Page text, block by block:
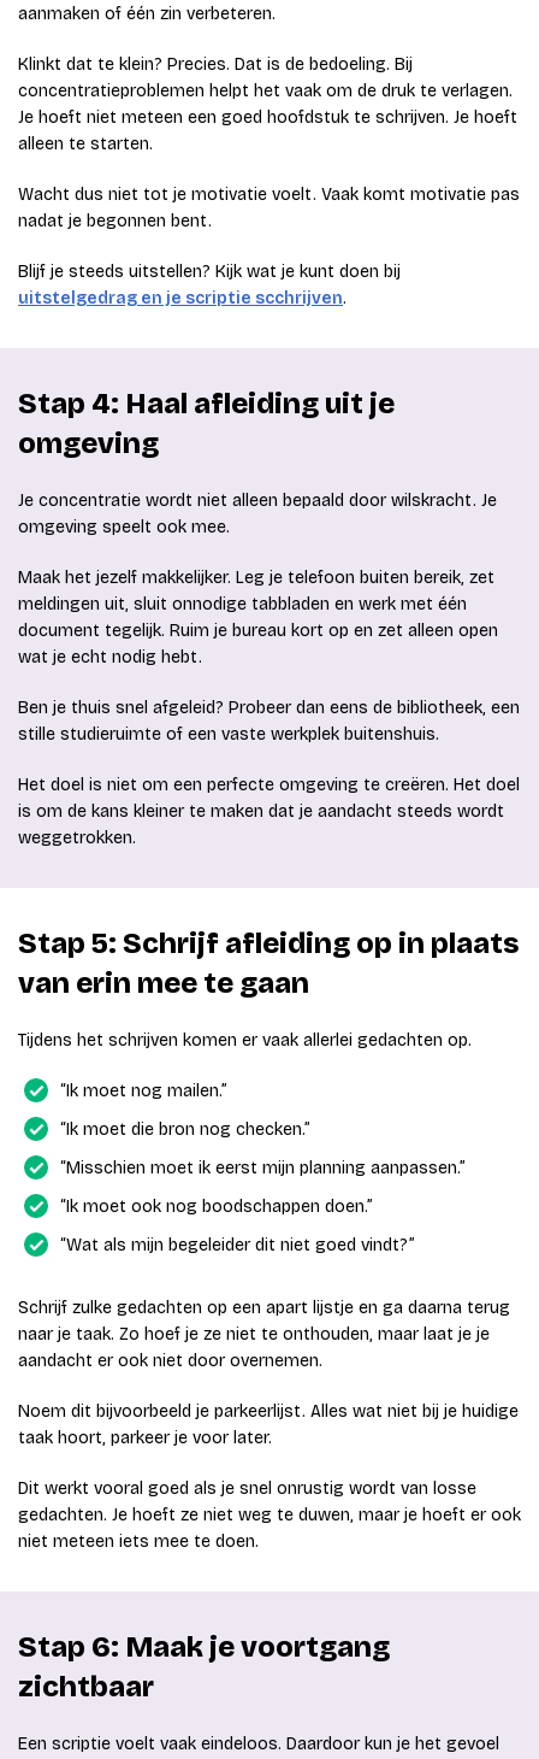
aanmaken of één zin verbeteren.
Klinkt dat te klein? Precies. Dat is de bedoeling. Bij
concentratieproblemen helpt het vaak om de druk te verlagen.
Je hoeft niet meteen een goed hoofdstuk te schrijven. Je hoeft
alleen te starten.
Wacht dus niet tot je motivatie voelt. Vaak komt motivatie pas
nadat je begonnen bent.
Blijf je steeds uitstellen? Kijk wat je kunt doen bij
uitstelgedrag en je scriptie scchrijven.
Stap 4: Haal afleiding uit je
omgeving
Je concentratie wordt niet alleen bepaald door wilskracht. Je
omgeving speelt ook mee.
Maak het jezelf makkelijker. Leg je telefoon buiten bereik, zet
meldingen uit, sluit onnodige tabbladen en werk met één
document tegelijk. Ruim je bureau kort op en zet alleen open
wat je echt nodig hebt.
Ben je thuis snel afgeleid? Probeer dan eens de bibliotheek, een
stille studieruimte of een vaste werkplek buitenshuis.
Het doel is niet om een perfecte omgeving te creëren. Het doel
is om de kans kleiner te maken dat je aandacht steeds wordt
weggetrokken.
Stap 5: Schrijf afleiding op in plaats
van erin mee te gaan
Tijdens het schrijven komen er vaak allerlei gedachten op.
“Ik moet nog mailen.”
“Ik moet die bron nog checken.”
“Misschien moet ik eerst mijn planning aanpassen.”
“Ik moet ook nog boodschappen doen.”
“Wat als mijn begeleider dit niet goed vindt?”
Schrijf zulke gedachten op een apart lijstje en ga daarna terug
naar je taak. Zo hoef je ze niet te onthouden, maar laat je je
aandacht er ook niet door overnemen.
Noem dit bijvoorbeeld je parkeerlijst. Alles wat niet bij je huidige
taak hoort, parkeer je voor later.
Dit werkt vooral goed als je snel onrustig wordt van losse
gedachten. Je hoeft ze niet weg te duwen, maar je hoeft er ook
niet meteen iets mee te doen.
Stap 6: Maak je voortgang
zichtbaar
Een scriptie voelt vaak eindeloos. Daardoor kun je het gevoel